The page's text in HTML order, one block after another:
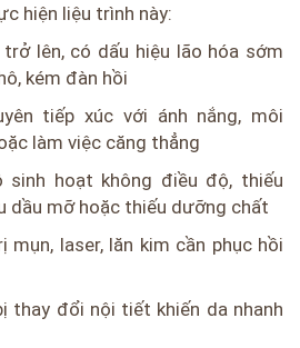
hiện liệu trình này:
lên, có dấu hiệu lão hóa sớm
kém đàn hồi
tiếp xúc với ánh nắng, môi
làm việc căng thẳng
sinh hoạt không điều độ, thiếu
dầu mỡ hoặc thiếu dưỡng chất
mụn, laser, lăn kim cần phục hồi
thay đổi nội tiết khiến da nhanh